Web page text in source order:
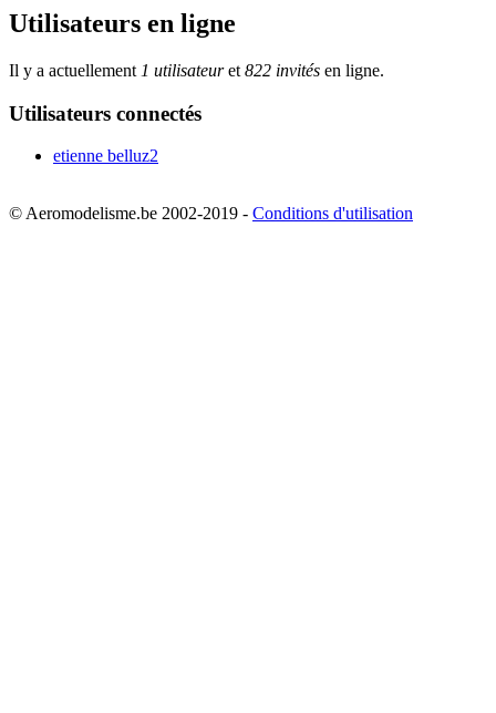
Utilisateurs en ligne
Il y a actuellement 1 utilisateuret 822 invités en ligne.
Utilisateurs connectés
etienne belluz2
© Aeromodelisme.be 2002-2019 - Conditions d'utilisation